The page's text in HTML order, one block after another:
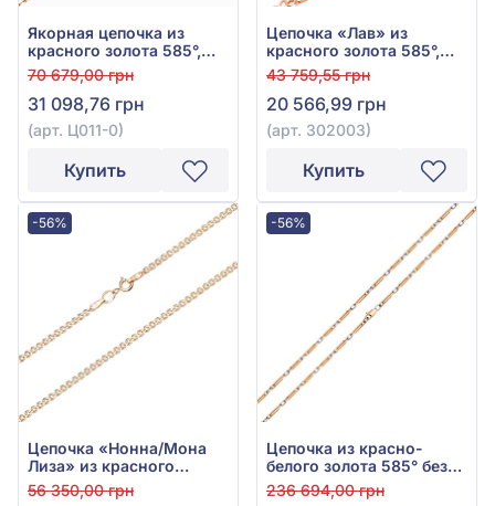
Якорная цепочка из
красного золота 585°,
арт. Ц011-0
70 679,00 грн
31 098,76 грн
(арт. Ц011-0)
Купить
Цепочка «Лав» из
красного золота 585°,
арт. 302003
43 759,55 грн
20 566,99 грн
(арт. 302003)
Купить
-56%
Цепочка «Нонна/Мона
Лиза» из красного
золота 585° без вставки,
арт. 0142
56 350,00 грн
-56%
Цепочка из красно-
белого золота 585° без
вставки, арт. 895017В2
236 694,00 грн